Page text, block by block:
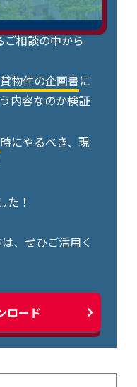
ご相談の中から
物件の企画書に
内容なのか検証
時にやるべき、現
た！
、ぜひご活用く
ロード